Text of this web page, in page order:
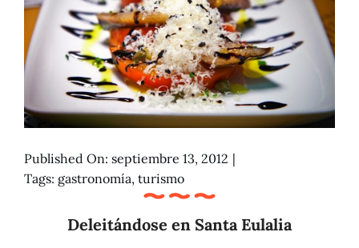
Published On: septiembre 13, 2012 |
Tags: gastronomía, turismo
Deleitándose en Santa Eulalia